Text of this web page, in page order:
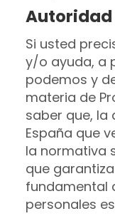
Autoridad
Si usted
y/o ayuda, a
podemos y
materia de
saber que, la
España que
la normativa
que
fundamental
personales